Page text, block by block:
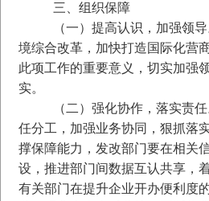
三、组织保障
（一）提高认识，加强领
境综合改革，加快打造国际化营
此项工作的重要意义，切实加强
实。
（二）强化协作，落实责
任分工，加强业务协同，狠抓落
撑保障能力，发改部门要在相关
设，推进部门间数据互认共享，
有关部门在提升企业开办便利度